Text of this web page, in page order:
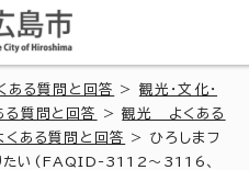
ある質問と回答 > 観光・文化・
る質問と回答
>観光 よくある
くある質問と回答
> ひろしまフ
たい(FAQID-3112～3116、